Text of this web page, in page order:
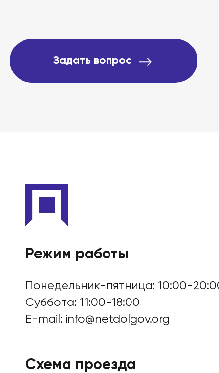
Задать вопрос
Режим работы
Понедельник-пятница: 10:00-
Суббота: 11:00-18:00
E-mail: info@netdolgov.org
Схема проезда